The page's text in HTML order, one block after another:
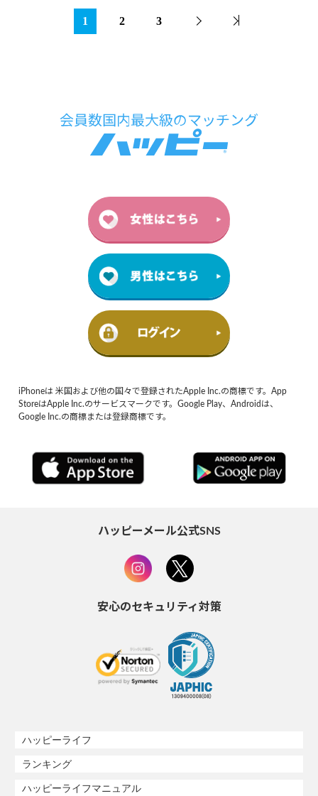
1 2 3
iPhoneは 米国および他の国々で登録されたApple Inc.の商標です。App
StoreはApple Inc.のサービスマークです。Google Play、Androidは、
Google Inc.の商標または登録商標です。
ハッピーメール公式SNS
安心のセキュリティ対策
ハッピーライフ
ランキング
ハッピーライフマニュアル